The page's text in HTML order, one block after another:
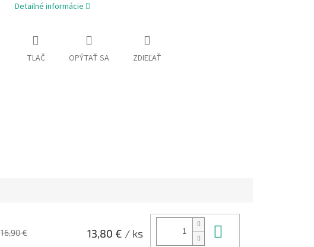
Detailné informácie
TLAČ OPÝTAŤ SA ZDIEĽAŤ
16,90 € 13,80 € / ks